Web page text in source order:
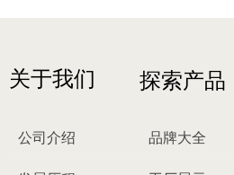
关于我们
公司介绍
探索产品
品牌大全